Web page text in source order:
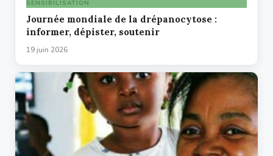
SENSIBILISATION
Journée mondiale de la drépanocytose :
informer, dépister, soutenir
19 juin 2026